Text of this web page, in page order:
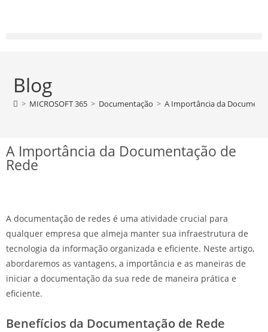
Blog
> MICROSOFT 365 > Documentação > A Importância da
A Importância da Documentação de
Rede
A documentação de redes é uma atividade crucial para
qualquer empresa que almeja manter sua infraestrutura de
tecnologia da informação organizada e eficiente. Neste artigo,
abordaremos as vantagens, a importância e as maneiras de
iniciar a documentação da sua rede de maneira prática e
eficiente.
Benefícios da Documentação de Rede